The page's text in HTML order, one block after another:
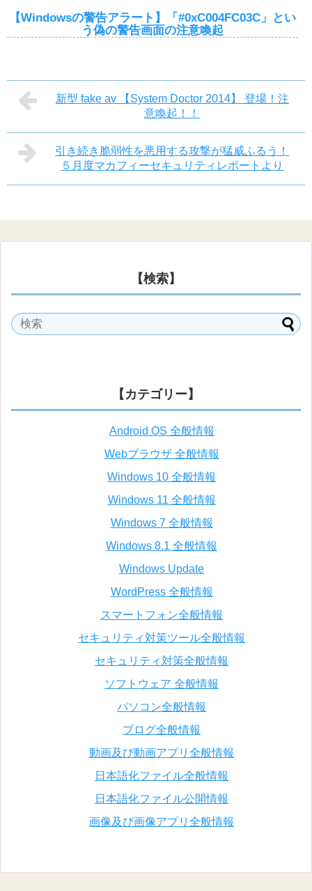
【Windowsの警告アラート】「#0xC004FC03C」とい
う偽の警告画面の注意喚起
新型 fake av 【System Doctor 2014】 登場！注
意喚起！！
引き続き脆弱性を悪用する攻撃が猛威ふるう！
５月度マカフィーセキュリティレポートより
【検索】
【カテゴリー】
Android OS 全般情報
Webブラウザ 全般情報
Windows 10 全般情報
Windows 11 全般情報
Windows 7 全般情報
Windows 8.1 全般情報
Windows Update
WordPress 全般情報
スマートフォン全般情報
セキュリティ対策ツール全般情報
セキュリティ対策全般情報
ソフトウェア 全般情報
パソコン全般情報
ブログ全般情報
動画及び動画アプリ全般情報
日本語化ファイル全般情報
日本語化ファイル公開情報
画像及び画像アプリ全般情報